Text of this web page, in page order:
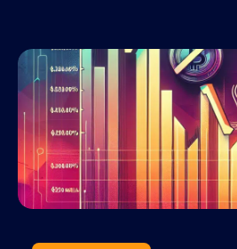
verdioverføringer, inkludert
overføringer uten gebyr.
tiden 1 milliard dollar i
Tokensalget sammenfaller
blomstrende stablecoin-